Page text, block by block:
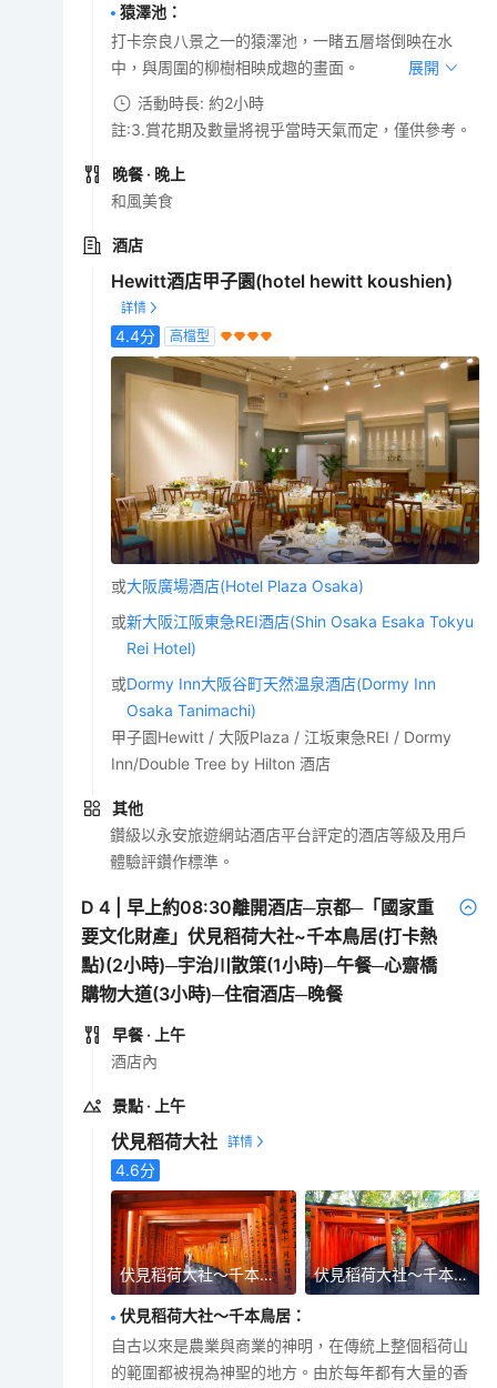
猿澤池 ：
打卡奈良八景之一的猿澤池，一睹五層塔倒映在水
中，與周圍的柳樹相映成趣的畫面。
展開
活動時長: 約2小時
註:3.賞花期及數量將視乎當時天氣而定，僅供參考。
晚餐 · 晚上
和風美食
酒店
Hewitt酒店甲子園(hotel hewitt koushien)
4.4分 高檔型
或大阪廣場酒店(Hotel Plaza Osaka)
或新大阪江阪東急REI酒店(Shin Osaka Esaka Tokyu
Rei Hotel)
或Dormy Inn大阪谷町天然温泉酒店(Dormy Inn
Osaka Tanimachi)
甲子園Hewitt / 大阪Plaza / 江坂東急REI / Dormy
Inn/Double Tree by Hilton 酒店
其他
鑽級以永安旅遊網站酒店平台評定的酒店等級及用戶
體驗評鑽作標準。
D4 |早上約08:30離開酒店─京都─「國家重
要文化財產」伏見稻荷大社~千本鳥居(打卡熱
點)(2小時)─宇治川散策(1小時)─午餐─心齋橋
購物大道(3小時)─住宿酒店─晚餐
早餐 · 上午
酒店內
景點 · 上午
伏見稻荷大社
4.6分
伏見稻荷大社～千本鳥居 伏見稻荷大社～千本鳥居
伏見稻荷大社～千本鳥居 ：
自古以來是農業與商業的神明，在傳統上整個稻荷山
的範圍都被視為神聖的地方。由於每年都有大量的香